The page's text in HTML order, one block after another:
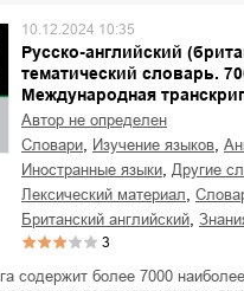
Русско-английский
тематический словарь.
Международная
10.12.2024 10:35
Автор не определен
словари
изучение языков
иностранные языки другие
лексический материал
британский английский
3
содержит более 7000